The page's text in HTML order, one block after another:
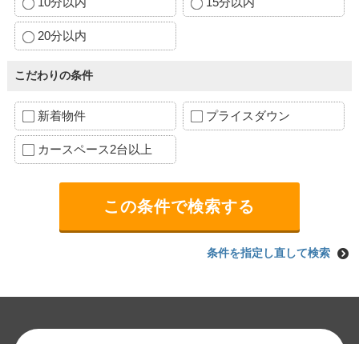
20分以内
こだわりの条件
新着物件 プライスダウン
カースペース2台以上
条件を指定し直して検索